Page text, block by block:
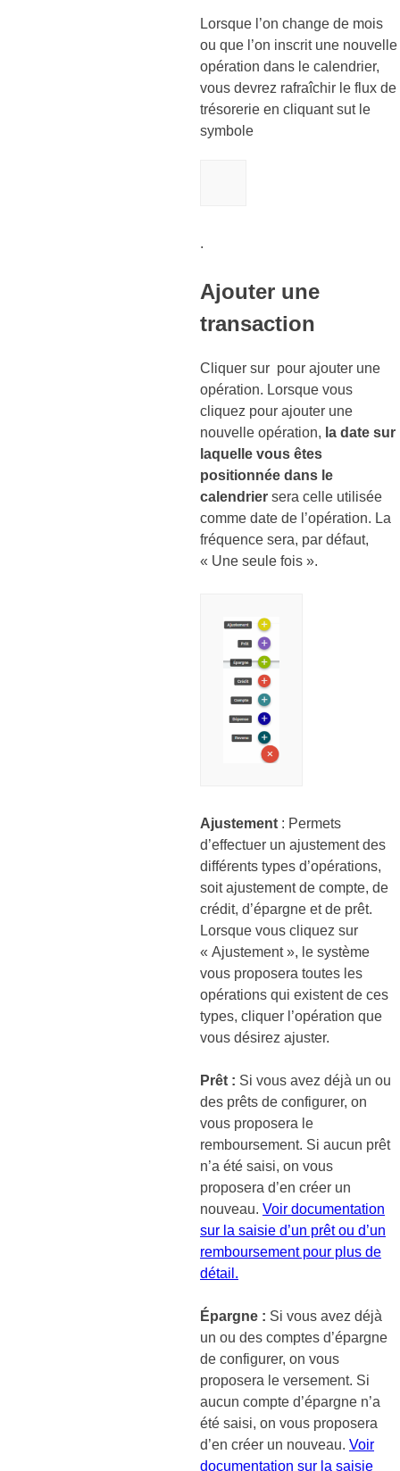
Lorsque l’on change de mois
ou que l’on inscrit une nouvelle
opération dans le calendrier,
vous devrez rafraîchir le flux de
trésorerie en cliquant sut le
symbole
.
Ajouter une
transaction
Cliquer sur pour ajouter une
opération. Lorsque vous
cliquez pour ajouter une
nouvelle opération, la date sur
laquelle vous êtes
positionnée dans le
calendrier sera celle utilisée
comme date de l’opération. La
fréquence sera, par défaut,
« Une seule fois ».
Ajustement : Permets
d’effectuer un ajustement des
différents types d’opérations,
soit ajustement de compte, de
crédit, d’épargne et de prêt.
Lorsque vous cliquez sur
« Ajustement », le système
vous proposera toutes les
opérations qui existent de ces
types, cliquer l’opération que
vous désirez ajuster.
Prêt : Si vous avez déjà un ou
des prêts de configurer, on
vous proposera le
remboursement. Si aucun prêt
n’a été saisi, on vous
proposera d’en créer un
nouveau. Voir documentation
sur la saisie d’un prêt ou d’un
remboursement pour plus de
détail.
Épargne : Si vous avez déjà
un ou des comptes d’épargne
de configurer, on vous
proposera le versement. Si
aucun compte d’épargne n’a
été saisi, on vous proposera
d’en créer un nouveau. Voir
documentation sur la saisie